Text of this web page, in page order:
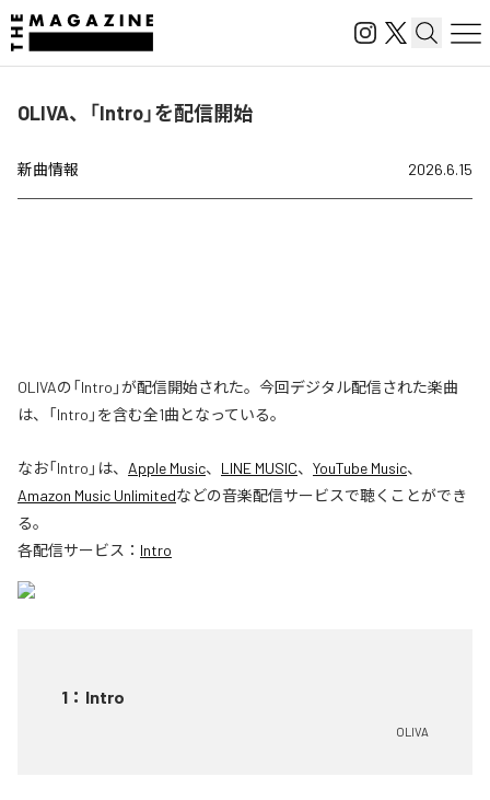
OLIVA、「Intro」を配信開始
新曲情報 2026.6.15
OLIVAの「Intro」が配信開始された。今回デジタル配信された楽曲
は、「Intro」を含む全1曲となっている。
なお「Intro 」は、 Apple Music、 LINE MUSIC、 YouTube Music、
Amazon Music Unlimitedなどの音楽配信サービスで聴くことができ
る。
各配信サービス： Intro
1 ： Intro
OLIVA